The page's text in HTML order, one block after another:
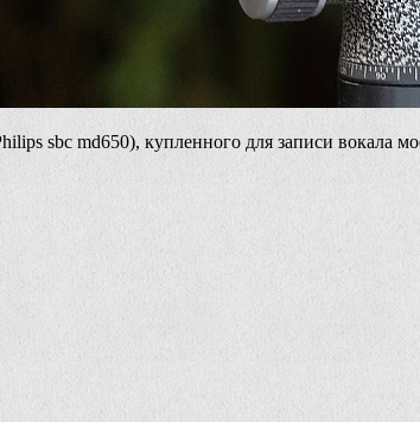
sbc md650), купленного для записи вокала